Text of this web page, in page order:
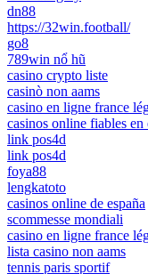
dn88
https://32win.football/
go8
789win nổ hũ
casino crypto liste
casinò non aams
casino en ligne france
casinos online fiables en
link pos4d
link pos4d
foya88
lengkatoto
casinos online de españa
scommesse mondiali
casino en ligne france
lista casino non aams
tennis paris sportif